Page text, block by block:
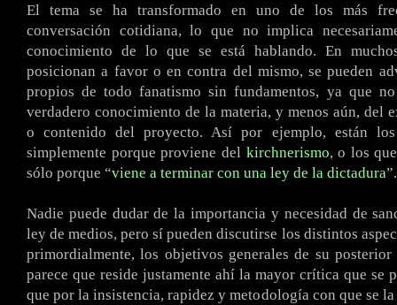
El tema se ha transformado en uno de los más
conversación cotidiana, lo que no implica
conocimiento de lo que se está hablando. En
posicionan a favor o en contra del mismo, se pueden
propios de todo fanatismo sin fundamentos, ya que
verdadero conocimiento de la materia, y menos aún, del
o contenido del proyecto. Así por ejemplo, están
simplemente porque proviene del kirchnerismo, o los
sólo porque “viene a terminar con una ley de la dictadura”.
Nadie puede dudar de la importancia y necesidad de
ley de medios, pero sí pueden discutirse los distintos
primordialmente, los objetivos generales de su
parece que reside justamente ahí la mayor crítica que se
que por la insistencia, rapidez y metodología con que se